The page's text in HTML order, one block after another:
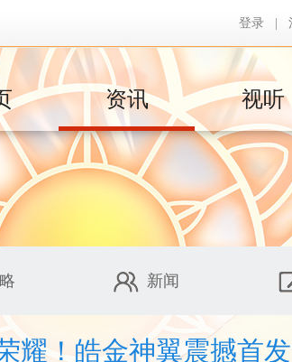
登录
资讯 视听
新闻
耀！皓金神翼震撼首发